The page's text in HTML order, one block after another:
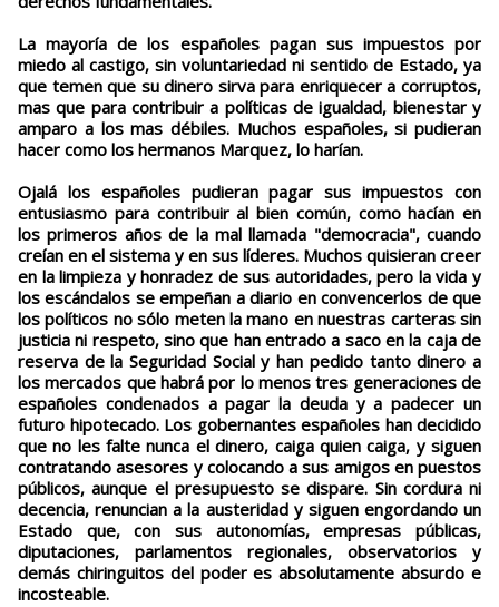
La mayoría de los españoles pagan sus impuestos por
miedo al castigo, sin voluntariedad ni sentido de Estado, ya
que temen que su dinero sirva para enriquecer a corruptos,
mas que para contribuir a políticas de igualdad, bienestar y
amparo a los mas débiles. Muchos españoles, si pudieran
hacer como los hermanos Marquez, lo harían.
Ojalá los españoles pudieran pagar sus impuestos con
entusiasmo para contribuir al bien común, como hacían en
los primeros años de la mal llamada "democracia", cuando
creían en el sistema y en sus líderes. Muchos quisieran creer
en la limpieza y honradez de sus autoridades, pero la vida y
los escándalos se empeñan a diario en convencerlos de que
los políticos no sólo meten la mano en nuestras carteras sin
justicia ni respeto, sino que han entrado a saco en la caja de
reserva de la Seguridad Social y han pedido tanto dinero a
los mercados que habrá por lo menos tres generaciones de
españoles condenados a pagar la deuda y a padecer un
futuro hipotecado. Los gobernantes españoles han decidido
que no les falte nunca el dinero, caiga quien caiga, y siguen
contratando asesores y colocando a sus amigos en puestos
públicos, aunque el presupuesto se dispare. Sin cordura ni
decencia, renuncian a la austeridad y siguen engordando un
Estado que, con sus autonomías, empresas públicas,
diputaciones, parlamentos regionales, observatorios y
demás chiringuitos del poder es absolutamente absurdo e
incosteable.